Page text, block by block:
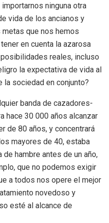
ninguna otra
vida de los ancianos y
que nos hemos
en cuenta la azarosa
reales, incluso
la expectativa de vida al
la sociedad en conjunto?
banda de cazadores-
hace 30 000 años alcanzar
de 80 años, y concentrará
mayores de 40, estaba
hambre antes de un año,
que no podemos exigir
a todos nos opere el mejor
novedoso y
esté al alcance de